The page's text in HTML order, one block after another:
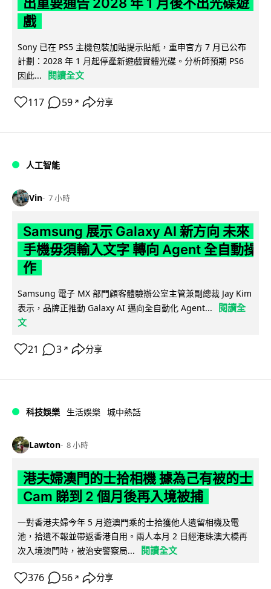
戲
Sony 已在 PS5 主機包裝加貼提示貼紙，重申官方 7 月已公布
計劃：2028 年 1 月起停產新遊戲實體光碟。分析師預期 PS6
因此...
閱讀全文
117 59 ↗ 分享
人工智能
Vin 7 小時
Samsung 展示 Galaxy AI 新方向 未來
手機毋須輸入文字 轉向 Agent 全自動操
作
Samsung 電子 MX 部門顧客體驗辦公室主管兼副總裁 Jay Kim
表示，品牌正推動 Galaxy AI 邁向全自動化 Agent...
閱讀全
文
21 3 ↗ 分享
科技娛樂 生活娛樂 城中熱話
Lawton 8 小時
港夫婦澳門的士拾相機 據為己有被的士
Cam 睇到 2 個月後再入境被捕
一對香港夫婦今年 5 月遊澳門乘的士拾獲他人遺留相機及電
池，拾遺不報並帶返香港自用。兩人本月 2 日經港珠澳大橋再
次入境澳門時，被治安警察局...
閱讀全文
376 56 ↗ 分享